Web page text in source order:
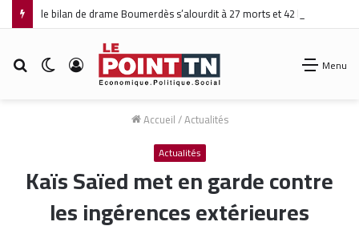
le bilan de drame Boumerdès s’alourdit à 27 morts et 42 blessés
Rechercher
Switch Connexion Menu
Accueil/Actualités
Actualités
Kaïs Saïed met en garde contre
les ingérences extérieures